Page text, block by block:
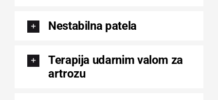
Nestabilna patela
Terapija udarnim valom za
artrozu